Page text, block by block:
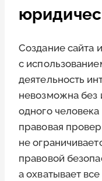
Создание сайта
с
деятельность
невозможна без
одного
правовая
не
правовой
а охватывает